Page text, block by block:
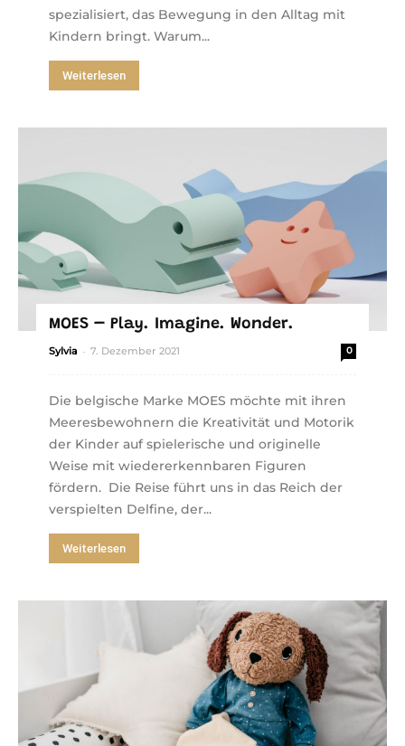
spezialisiert, das Bewegung in den Alltag mit
Kindern bringt. Warum...
Weiterlesen
MOES – Play. Imagine. Wonder.
Sylvia - 7. Dezember 2021 0
Die belgische Marke MOES möchte mit ihren
Meeresbewohnern die Kreativität und Motorik
der Kinder auf spielerische und originelle
Weise mit wiedererkennbaren Figuren
fördern. Die Reise führt uns in das Reich der
verspielten Delfine, der...
Weiterlesen